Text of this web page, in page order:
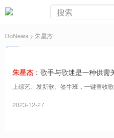
DoNews > 朱星杰
朱星杰 ：歌手与歌迷是一种供需
上综艺、发新歌、签牛班，一键查收
2023-12-27